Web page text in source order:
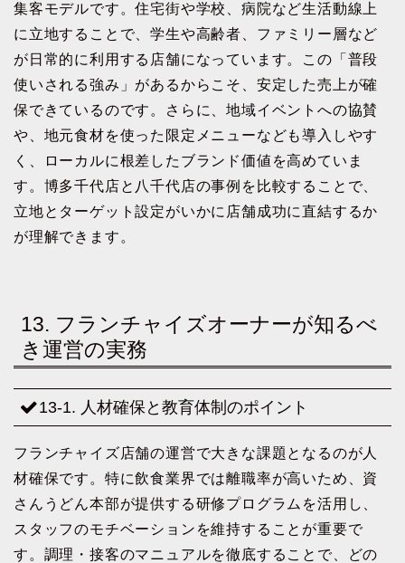
集客モデルです。住宅街や学校、病院など生活動線上
に立地することで、学生や高齢者、ファミリー層など
が日常的に利用する店舗になっています。この「普段
使いされる強み」があるからこそ、安定した売上が確
保できているのです。さらに、地域イベントへの協賛
や、地元食材を使った限定メニューなども導入しやす
く、ローカルに根差したブランド価値を高めていま
す。博多千代店と八千代店の事例を比較することで、
立地とターゲット設定がいかに店舗成功に直結するか
が理解できます。
13. フランチャイズオーナーが知るべ
き運営の実務
13-1. 人材確保と教育体制のポイント
フランチャイズ店舗の運営で大きな課題となるのが人
材確保です。特に飲食業界では離職率が高いため、資
さんうどん本部が提供する研修プログラムを活用し、
スタッフのモチベーションを維持することが重要で
す。調理・接客のマニュアルを徹底することで、どの